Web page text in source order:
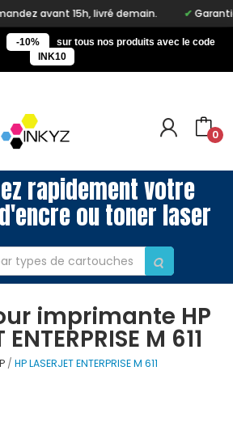
avant 15h, livré demain. Garantie
-10%
sur tous nos produits avec le code
INK10
0
rapidement votre
ou toner laser
imprimante HP
ENTERPRISE M 611
HP LASERJET ENTERPRISE M 611